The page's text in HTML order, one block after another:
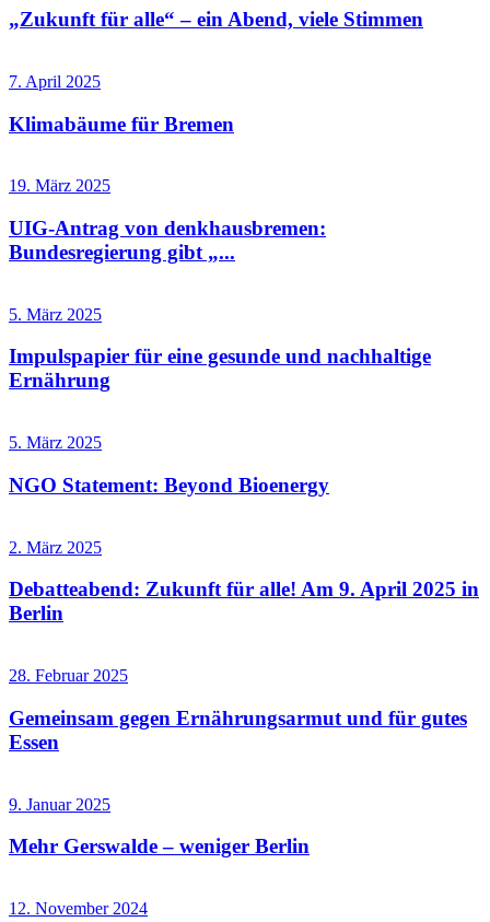
„Zukunft für alle“ – ein Abend, viele Stimmen
7. April 2025
Klimabäume für Bremen
19. März 2025
UIG-Antrag von denkhausbremen:
Bundesregierung gibt „...
5. März 2025
Impulspapier für eine gesunde und nachhaltige
Ernährung
5. März 2025
NGO Statement: Beyond Bioenergy
2. März 2025
Debatteabend: Zukunft für alle! Am 9. April 2025 in
Berlin
28. Februar 2025
Gemeinsam gegen Ernährungsarmut und für gutes
Essen
9. Januar 2025
Mehr Gerswalde – weniger Berlin
12. November 2024